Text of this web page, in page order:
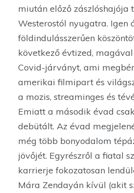
miután előző zászlóshajója
Westerostól nyugatra. Igen
földindulásszerűen
következő évtized,
Covid-járványt, ami
amerikai filmipart és
a mozis, streaminges és
Emiatt a második évad
debütált. Az évad
még több bonyodalom
jövőjét. Egyrészről a fiatal
karrierje fokozatosan
Mára Zendayán kívül (akit